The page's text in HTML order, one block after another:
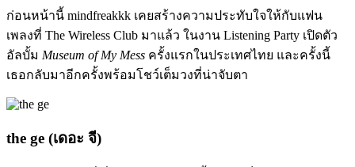
ก่อนหน้านี้ mindfreakkk เคยสร้างความประทับใจให้กับแฟน
เพลงที่ The Wireless Club มาแล้ว ในงาน Listening Party เปิดตัว
อัลบั้ม Museum of My Mess ครั้งแรกในประเทศไทย และครั้งนี้
เธอกลับมาอีกครั้งพร้อมโชว์เต็มวงที่น่าจับตา
the ge (เดอะ จี)